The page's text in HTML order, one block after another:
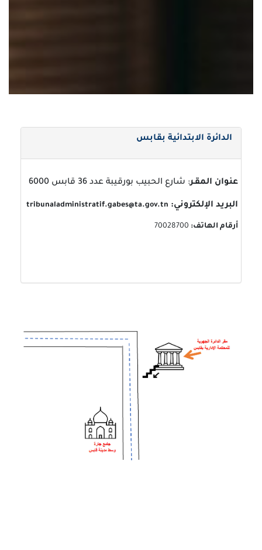
الدائرة الابتدائية بقابس
عنوان المقـر: شارع الحبيب بورقيبة عدد 36 قابس 6000
البريد الإلكتروني: tribunaladministratif.gabes@ta.gov.tn
أرقام الهاتف: